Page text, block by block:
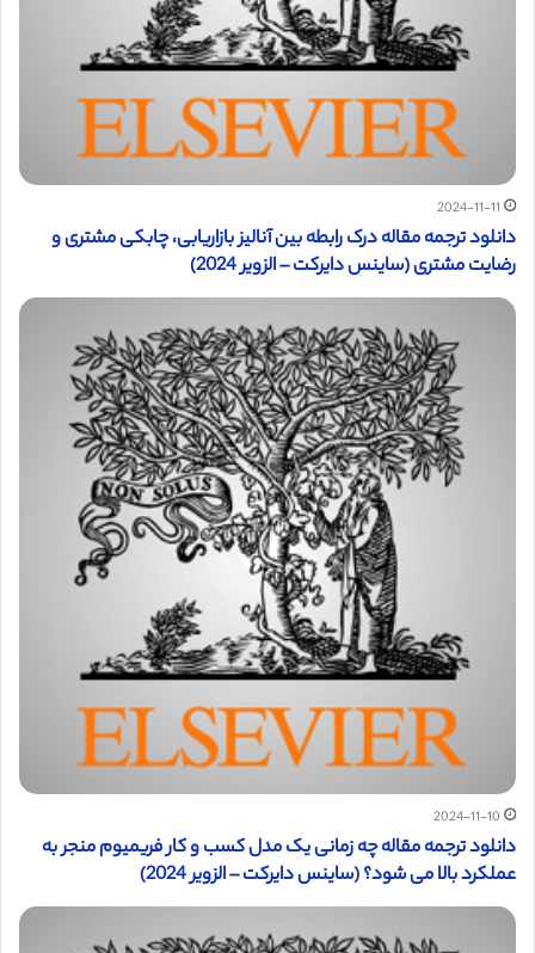
2024-11-11
دانلود ترجمه مقاله درک رابطه بین آنالیز بازاریابی، چابکی مشتری و
رضایت مشتری (ساینس دایرکت – الزویر 2024)
2024-11-10
دانلود ترجمه مقاله چه زمانی یک مدل کسب و کار فریمیوم منجر به
عملکرد بالا می شود؟ (ساینس دایرکت – الزویر 2024)